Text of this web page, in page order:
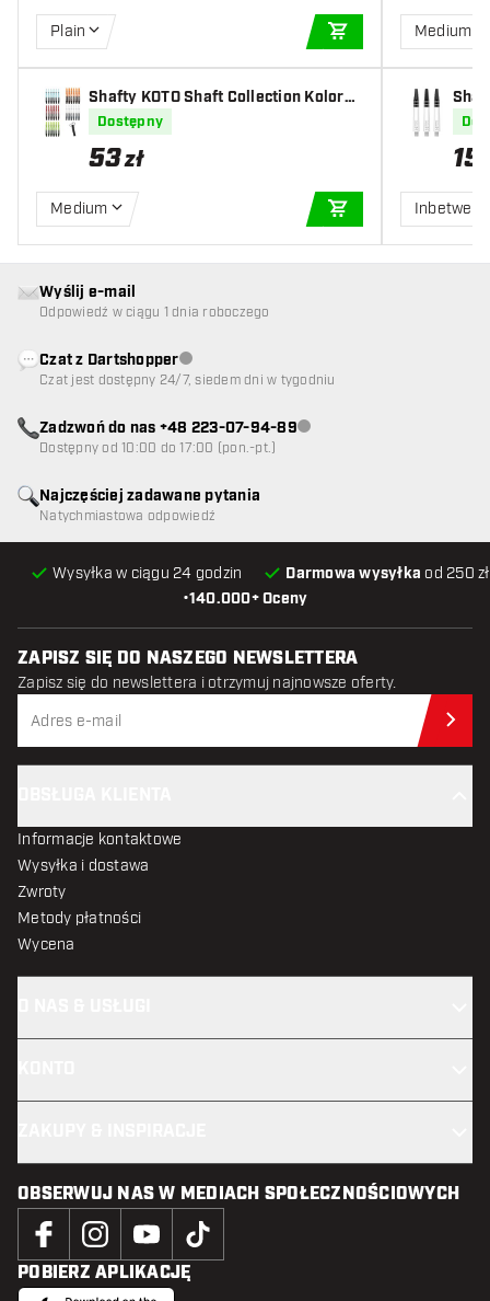
Plain
DODAJ DO
Shafty KOTO Shaft Collection Kolors -
10 Sets + Remover
Dostępny
53zł
Medium
DODAJ DO
Medium
15
Inbetween
•140.000+ Oceny
Wysyłka w ciągu 24 godzin Darmowa wysyłka od 250
Najczęściej zadawane pytania
Natychmiastowa odpowiedź
Wyślij e-mail
Odpowiedź w ciągu 1 dnia roboczego
Czat z DartshopperObsługa klienta niedostępna
Czat jest dostępny 24/7, siedem dni w tygodniu
Zadzwoń do nas +48 223-07-94-89Obsługa klienta niedostępna
Dostępny od 10:00 do 17:00 (pon.-pt.)
ZAPISZ SIĘ DO NASZEGO NEWSLETTERA
Zapisz się do newslettera i otrzymuj najnowsze oferty.
Informacje kontaktowe
Wysyłka i dostawa
Zwroty
Metody płatności
Wycena
OBSERWUJ NAS W MEDIACH SPOŁECZNOŚCIOWYCH
POBIERZ APLIKACJĘ